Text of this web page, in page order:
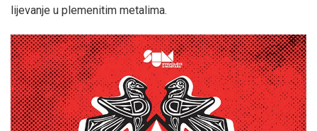
lijevanje u plemenitim metalima.